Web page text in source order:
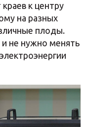
к центру
на разных
плоды.
не нужно менять